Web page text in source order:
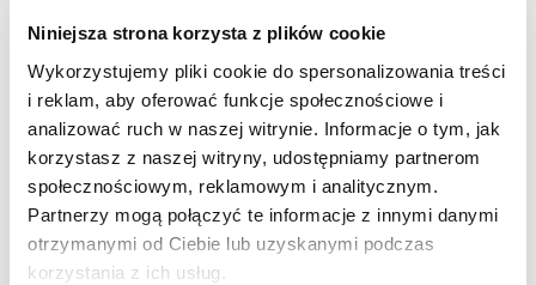
Niniejsza strona korzysta z plików cookie
Wykorzystujemy pliki cookie do spersonalizowania treści
i reklam, aby oferować funkcje społecznościowe i
analizować ruch w naszej witrynie. Informacje o tym, jak
korzystasz z naszej witryny, udostępniamy partnerom
społecznościowym, reklamowym i analitycznym.
Partnerzy mogą połączyć te informacje z innymi danymi
otrzymanymi od Ciebie lub uzyskanymi podczas
korzystania z ich usług.
i szybkiemu działaniu, zapewnia efektywne oczyszczanie,
a jego unikalna formuła gwarantuje nie tylko skuteczność,
ale także zachowanie nieskazitelnej estetyki po
zastosowaniu.
Sposób użycia
Czyścić przez 2 - 20 minut, w temperaturze 50 - 60°C
Dawkowanie
karta bezpieczeństwa
producent:PRO-CHEM
marka:PRO-CHEM
odczyn PH: kwaśny (1-6)
wartość PH:2
typ zabrudzenia: tłuszcze »,przypalenia i nagary »
smary »
powierzchnia do wyczyszczenia: opony i elementy
gumowe »,szkło » ,stal nierdzewna »
pokaż więcej »
PRODUKTY POWIĄZANE